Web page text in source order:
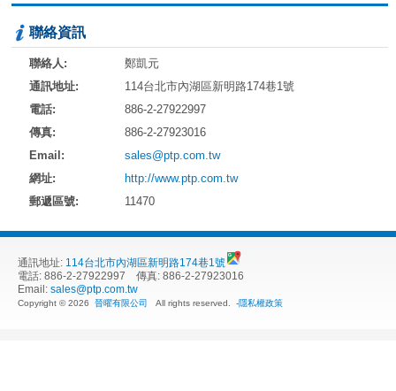
聯絡資訊
聯絡人:
鄭凱元
通訊地址:
114台北市內湖區新明路174巷1號
電話:
886-2-27922997
傳真:
886-2-27923016
Email:
sales@ptp.com.tw
網址:
http://www.ptp.com.tw
郵遞區號:
11470
通訊地址: 114台北市內湖區新明路174巷1號
電話: 886-2-27922997 傳真: 886-2-27923016
Email: sales@ptp.com.tw
Copyright © 2026 晉曜有限公司 All rights reserved. -隱私權政策